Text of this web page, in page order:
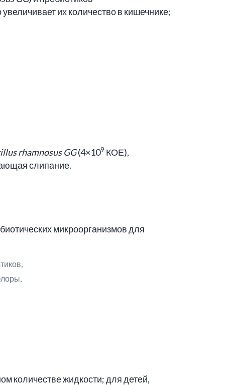
их количество в кишечнике;
rhamnosus GG(4×109 КОЕ),
слипание.
микроорганизмов для
количестве жидкости; для детей,